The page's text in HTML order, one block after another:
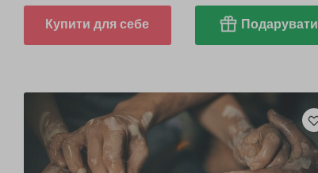
Купити для себе Подарувати